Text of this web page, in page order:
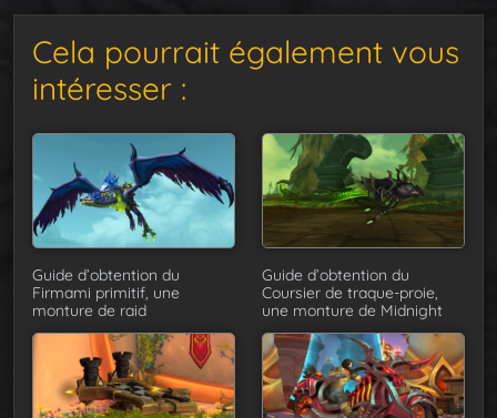
Cela pourrait également vous
intéresser :
Guide d’obtention du
Firmami primitif, une
monture de raid
Guide d’obtention du
Coursier de traque-proie,
une monture de Midnight